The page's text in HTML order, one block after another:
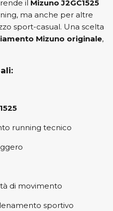
il Mizuno J2GC1525
ma anche per altre
sport-casual. Una scelta
Mizuno originale,
running tecnico
di movimento
sportivo